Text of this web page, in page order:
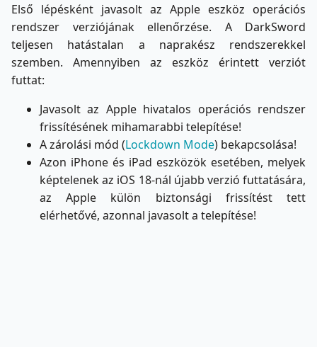
Első lépésként javasolt az Apple eszköz operációs
rendszer verziójának ellenőrzése. A DarkSword
teljesen hatástalan a naprakész rendszerekkel
szemben. Amennyiben az eszköz érintett verziót
futtat:
Javasolt az Apple hivatalos operációs rendszer
frissítésének mihamarabbi telepítése!
A zárolási mód (Lockdown Mode) bekapcsolása!
Azon iPhone és iPad eszközök esetében, melyek
képtelenek az iOS 18-nál újabb verzió futtatására,
az Apple külön biztonsági frissítést tett
elérhetővé, azonnal javasolt a telepítése!